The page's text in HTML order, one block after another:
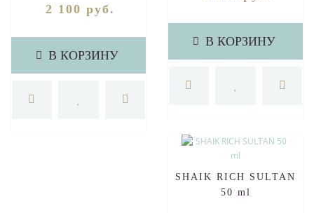
2 100 руб.
В КОРЗИНУ
В КОРЗИНУ
SHAIK RICH SULTAN
50 ml